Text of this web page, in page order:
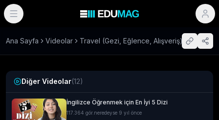
Ana Sayfa Videolar Travel (Gezi, Eğlence, Alışveriş)
Diğer Videolar(12)
İngilizce Öğrenmek için En İyi 5 Dizi
117.364 gör. neredeyse 9 yıl önce